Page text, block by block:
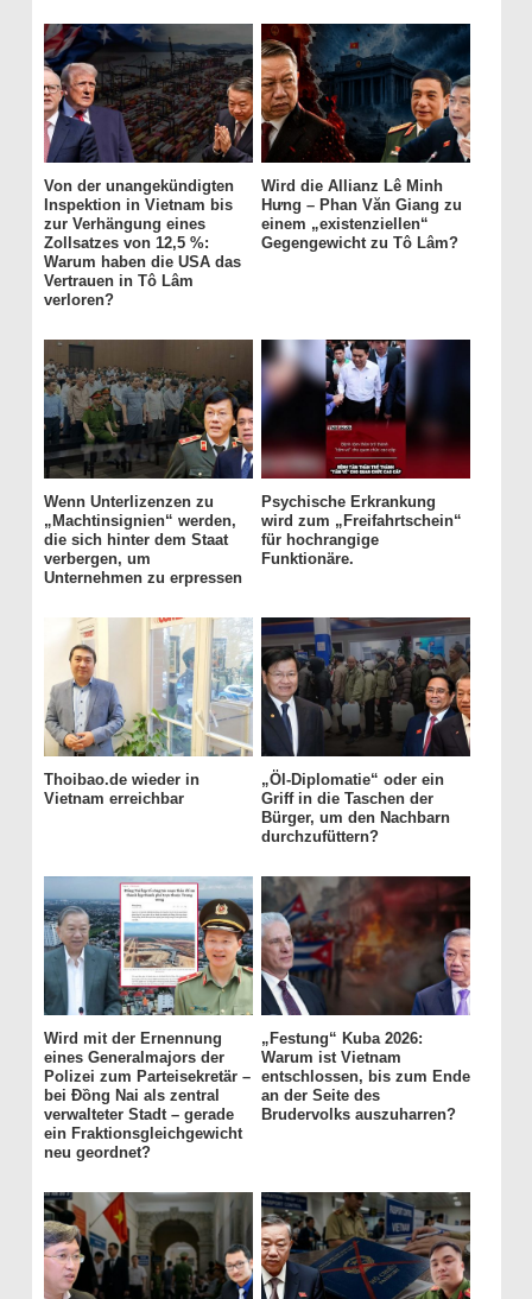
Von der unangekündigten
Inspektion in Vietnam bis
zur Verhängung eines
Zollsatzes von 12,5 %:
Warum haben die USA das
Vertrauen in Tô Lâm
verloren?
Wird die Allianz Lê Minh
Hưng – Phan Văn Giang zu
einem „existenziellen“
Gegengewicht zu Tô Lâm?
Wenn Unterlizenzen zu
„Machtinsignien“ werden,
die sich hinter dem Staat
verbergen, um
Unternehmen zu erpressen
Psychische Erkrankung
wird zum „Freifahrtschein“
für hochrangige
Funktionäre.
Thoibao.de wieder in
Vietnam erreichbar
„Öl-Diplomatie“ oder ein
Griff in die Taschen der
Bürger, um den Nachbarn
durchzufüttern?
Wird mit der Ernennung
eines Generalmajors der
Polizei zum Parteisekretär –
bei Đồng Nai als zentral
verwalteter Stadt – gerade
ein Fraktionsgleichgewicht
neu geordnet?
„Festung“ Kuba 2026:
Warum ist Vietnam
entschlossen, bis zum Ende
an der Seite des
Brudervolks auszuharren?